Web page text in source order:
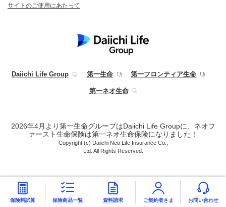
保険料試算 保険商品一覧 資料請求 ご契約者さま お問い合わせ
サイトのご使用にあたって
Daiichi Life Group 第一生命 第一フロンティア生命
第一ネオ生命
2026年4月より第一生命グループはDaiichi Life Groupに、ネオフ
ァースト生命保険は第一ネオ生命保険になりました！
Copyright (c) Daiichi Neo Life Insurance Co.,
Ltd. All Rights Reserved.